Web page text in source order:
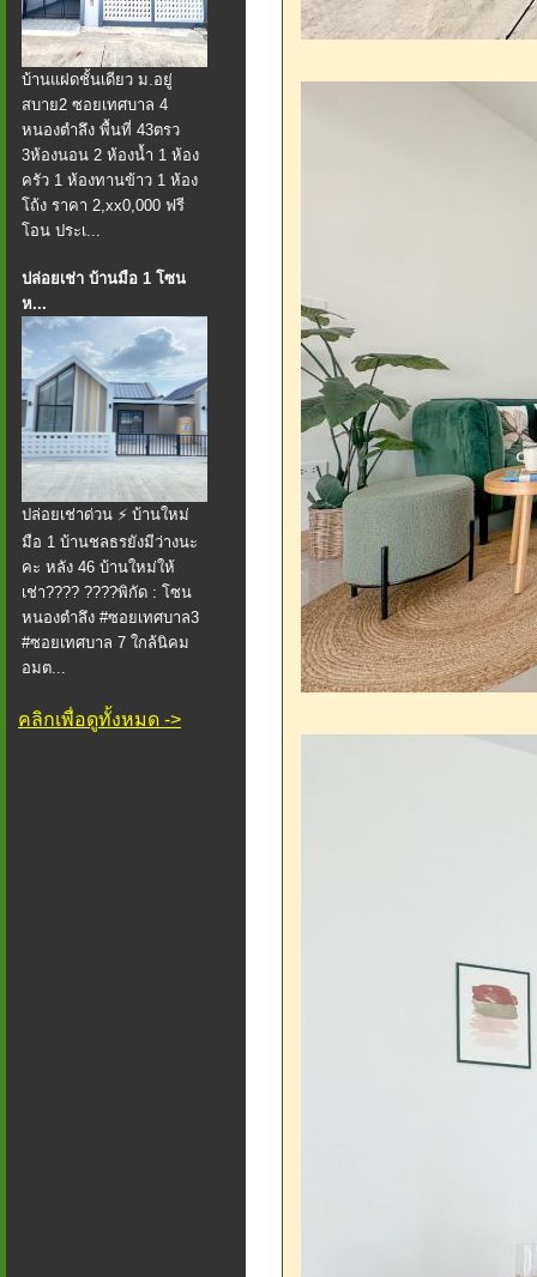
บ้านแฝดชั้นเดียว ม.อยู่
สบาย2 ซอยเทศบาล 4
หนองตำลึง พื้นที่ 43ตรว
3ห้องนอน 2 ห้องน้ำ 1 ห้อง
ครัว 1 ห้องทานข้าว 1 ห้อง
โถ้ง ราคา 2,xx0,000 ฟรี
โอน ประเ...
ปล่อยเช่า บ้านมือ 1 โซน
ห...
ปล่อยเช่าด่วน ⚡ บ้านใหม่
มือ 1 บ้านชลธรยังมีว่างนะ
คะ หลัง 46 บ้านใหม่ให้
เช่า???? ????พิกัด : โซน
หนองตำลึง #ซอยเทศบาล3
#ซอยเทศบาล 7 ใกล้นิคม
อมต...
คลิกเพื่อดูทั้งหมด ->